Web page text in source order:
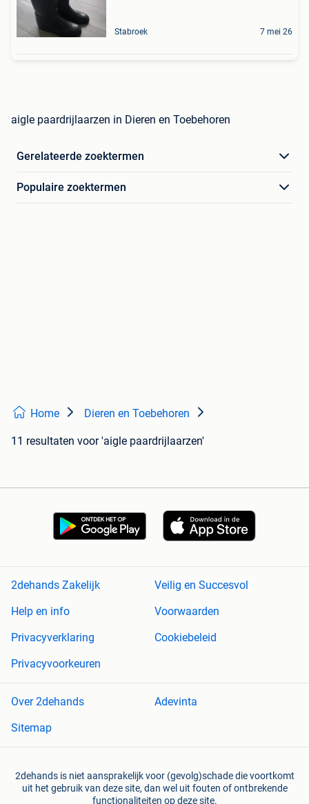
Stabroek 7 mei 26
aigle paardrijlaarzen in Dieren en Toebehoren
Gerelateerde zoektermen
Populaire zoektermen
Home Dieren en Toebehoren
11 resultaten voor 'aigle paardrijlaarzen'
2dehands Zakelijk
Veilig en Succesvol
Help en info
Voorwaarden
Privacyverklaring
Cookiebeleid
Privacyvoorkeuren
Over 2dehands
Adevinta
Sitemap
2dehands is niet aansprakelijk voor (gevolg)schade die voortkomt
uit het gebruik van deze site, dan wel uit fouten of ontbrekende
functionaliteiten op deze site.